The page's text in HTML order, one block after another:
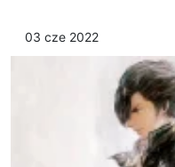
03 cze 2022